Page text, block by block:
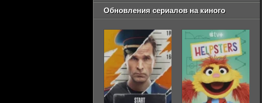
Обновления сериалов на киного